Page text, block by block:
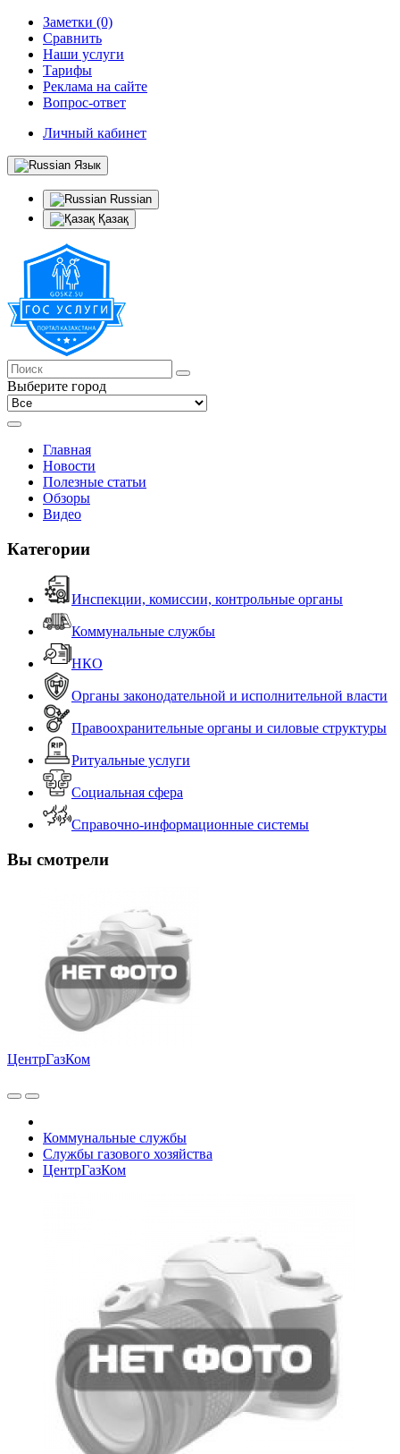
Заметки (0)
Сравнить
Наши услуги
Тарифы
Реклама на сайте
Вопрос-ответ
Личный кабинет
Язык
Russian
Қазақ
Выберите город
Главная
Новости
Полезные статьи
Обзоры
Видео
Категории
Инспекции, комиссии, контрольные органы
Коммунальные службы
НКО
Органы законодательной и исполнительной власти
Правоохранительные органы и силовые структуры
Ритуальные услуги
Социальная сфера
Справочно-информационные системы
Вы смотрели
ЦентрГазКом
Коммунальные службы
Службы газового хозяйства
ЦентрГазКом